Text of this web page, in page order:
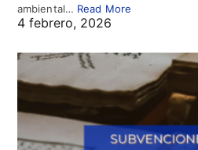
ambiental… Read More
4 febrero, 2026